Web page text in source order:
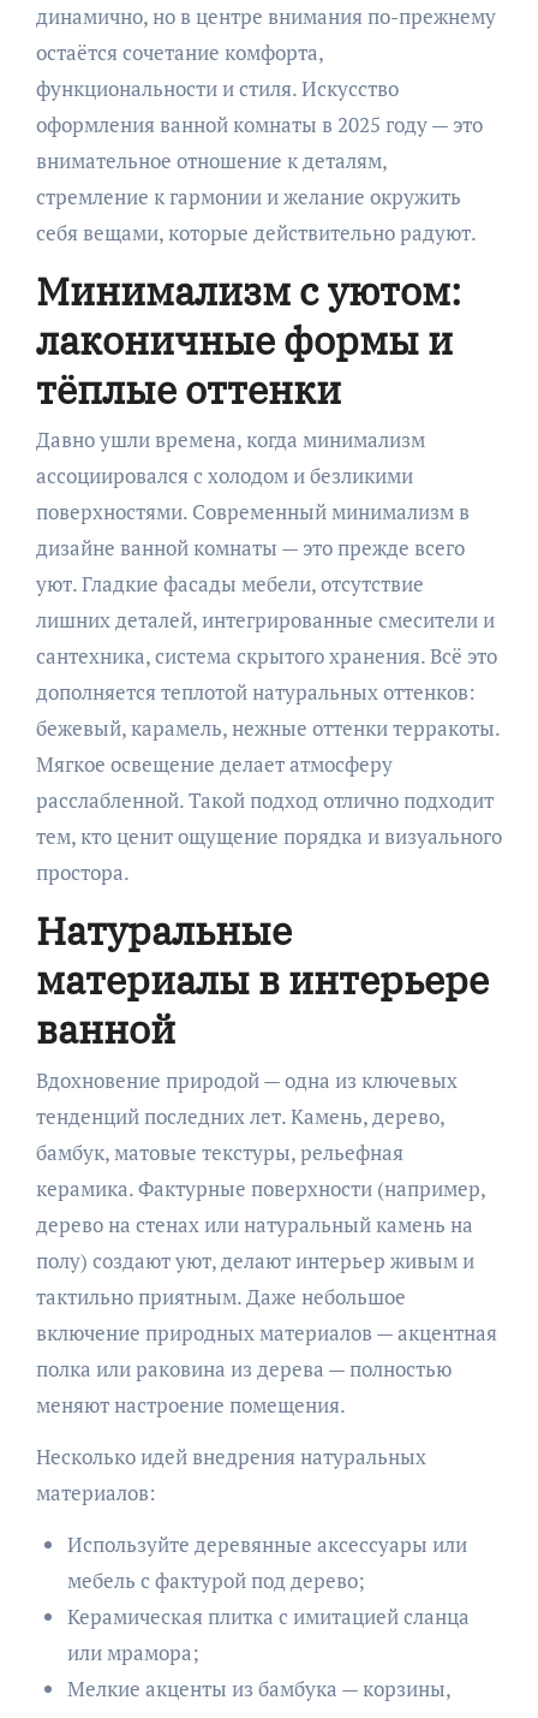
динамично, но в центре внимания по-прежнему
остаётся сочетание комфорта,
функциональности и стиля. Искусство
оформления ванной комнаты в 2025 году — это
внимательное отношение к деталям,
стремление к гармонии и желание окружить
себя вещами, которые действительно радуют.
Минимализм с уютом:
лаконичные формы и
тёплые оттенки
Давно ушли времена, когда минимализм
ассоциировался с холодом и безликими
поверхностями. Современный минимализм в
дизайне ванной комнаты — это прежде всего
уют. Гладкие фасады мебели, отсутствие
лишних деталей, интегрированные смесители и
сантехника, система скрытого хранения. Всё это
дополняется теплотой натуральных оттенков:
бежевый, карамель, нежные оттенки терракоты.
Мягкое освещение делает атмосферу
расслабленной. Такой подход отлично подходит
тем, кто ценит ощущение порядка и визуального
простора.
Натуральные
материалы в интерьере
ванной
Вдохновение природой — одна из ключевых
тенденций последних лет. Камень, дерево,
бамбук, матовые текстуры, рельефная
керамика. Фактурные поверхности (например,
дерево на стенах или натуральный камень на
полу) создают уют, делают интерьер живым и
тактильно приятным. Даже небольшое
включение природных материалов — акцентная
полка или раковина из дерева — полностью
меняют настроение помещения.
Несколько идей внедрения натуральных
материалов:
Используйте деревянные аксессуары или
мебель с фактурой под дерево;
Керамическая плитка с имитацией сланца
или мрамора;
Мелкие акценты из бамбука — корзины,